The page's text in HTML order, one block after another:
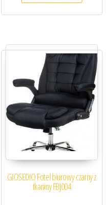
GIOSEDIO Fotel biurowy czarny z
tkaniny FBJ004